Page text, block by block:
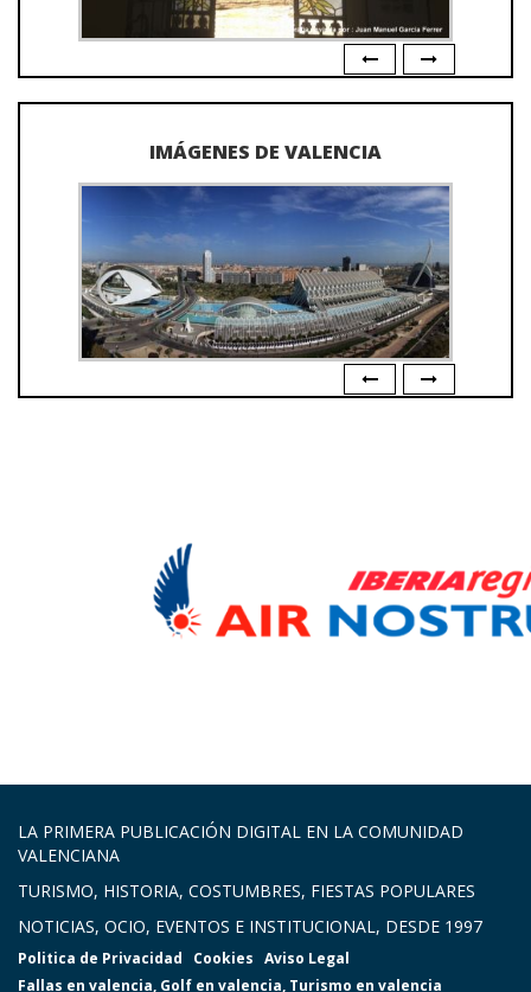
IMÁGENES DE VALENCIA
LA PRIMERA PUBLICACIÓN DIGITAL EN LA COMUNIDAD
VALENCIANA
TURISMO, HISTORIA, COSTUMBRES, FIESTAS POPULARES
NOTICIAS, OCIO, EVENTOS E INSTITUCIONAL, DESDE 1997
Politica de Privacidad Cookies Aviso Legal
Fallas en valencia, Golf en valencia, Turismo en valencia